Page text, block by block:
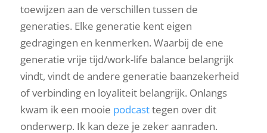
toewijzen aan de verschillen tussen de
generaties. Elke generatie kent eigen
gedragingen en kenmerken. Waarbij de ene
generatie vrije tijd/work-life balance belangrijk
vindt, vindt de andere generatie baanzekerheid
of verbinding en loyaliteit belangrijk. Onlangs
kwam ik een mooie podcasttegen over dit
onderwerp. Ik kan deze je zeker aanraden.